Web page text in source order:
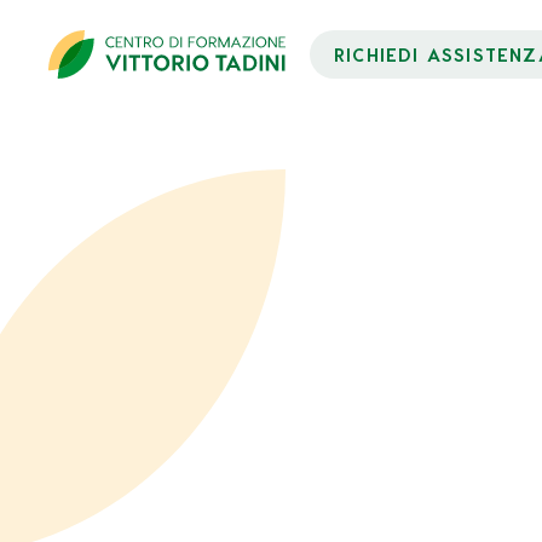
RICHIEDI
Dati Partecipante